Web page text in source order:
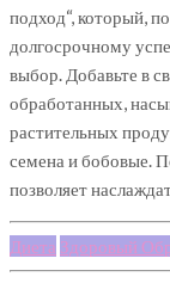
подход“, который,
долгосрочному
выбор. Добавьте в
обработанных,
растительных
семена и бобовые.
позволяет
Диета Здоровый